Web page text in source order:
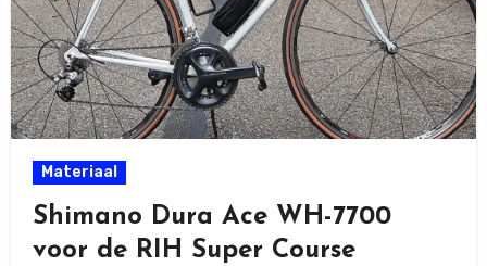
Materiaal
Shimano Dura Ace WH-7700
voor de RIH Super Course